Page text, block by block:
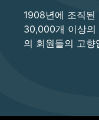
1908년에 조직된
30,000개 이상의
의 회원들의 고향